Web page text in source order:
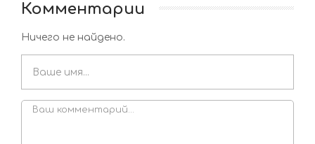
Комментарии
Ничего не найдено.